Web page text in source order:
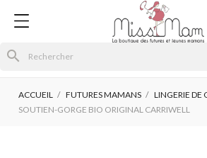
search
ACCUEIL FUTURES MAMANS
LINGERIE DE
SOUTIEN-GORGE BIO ORIGINAL CARRIWELL